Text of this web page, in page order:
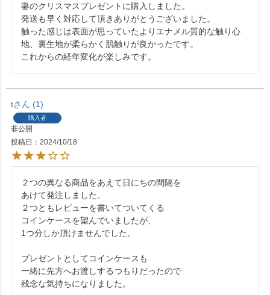
妻のクリスマスプレゼントに購入しました。
発送も早く対応して頂きありがとうございました。
触った感じは表面が思っていたよりエナメル質的な触り心
地、裏生地が柔らかく肌触りが良かったです。
これからの経年変化が楽しみです。
t 1
購入者
非公開
投稿日
2024/10/18
２つの異なる商品をあえて日にちの間隔を
あけて発注しました。
２つともレビューを書いてついてくる
コインケースを望んでいましたが、
1つ分しか頂けませんでした。
プレゼントとしてコインケースも
一緒に先方へお渡しするつもりだったので